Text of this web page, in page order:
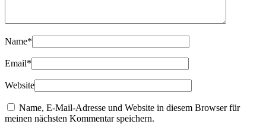
Name*
Email*
Website
Name, E-Mail-Adresse und Website in diesem Browser für
meinen nächsten Kommentar speichern.